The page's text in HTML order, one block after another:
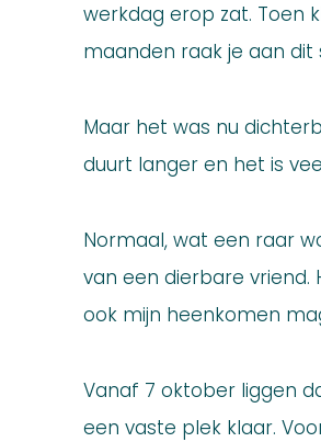
werkdag erop zat. Toen
maanden raak je aan dit
Maar het was nu
duurt langer en het is
Normaal, wat een raar
van een dierbare
ook mijn heenkomen
Vanaf 7 oktober liggen
een vaste plek klaar.